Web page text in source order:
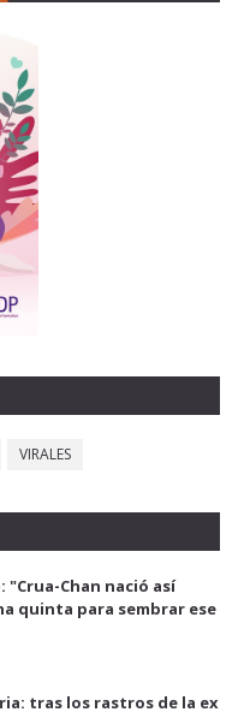
VIRALES
Chan nació así
quinta para sembrar ese
tras los rastros de la ex